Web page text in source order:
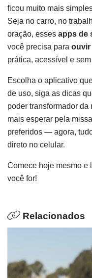
ficou muito mais
Seja no carro, no
oração, esses apps de
você precisa para ouvir
prática, acessível e
Escolha o aplicativo
de uso, siga as dicas
poder transformador da
mais esperar pela
preferidos — agora,
direto no celular.
Comece hoje mesmo e
você for!
Relacionados